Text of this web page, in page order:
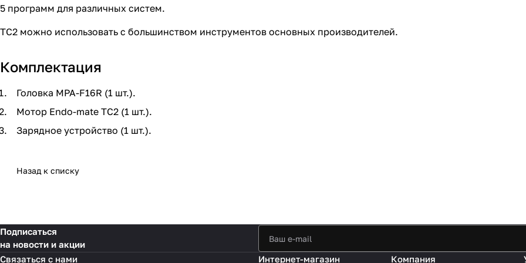
5 программ для различных систем.
TC2 можно использовать с большинством инструментов основных производителей.
Комплектация
Головка MPA-F16R (1 шт.).
Мотор Endo-mate TC2 (1 шт.).
Зарядное устройство (1 шт.).
Назад к списку
Подписаться
на новости и акции
Связаться с нами
Интернет-магазин Компания